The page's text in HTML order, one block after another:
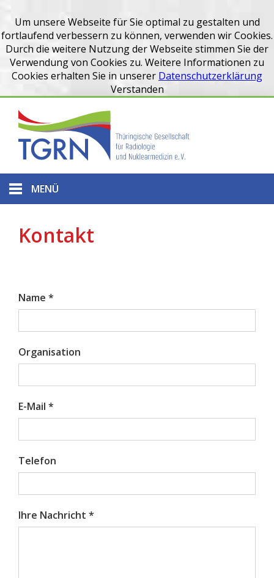
Um unsere Webseite für Sie optimal zu gestalten und
fortlaufend verbessern zu können, verwenden wir Cookies.
Durch die weitere Nutzung der Webseite stimmen Sie der
Verwendung von Cookies zu. Weitere Informationen zu
Cookies erhalten Sie in unserer Datenschutzerklärung
Verstanden
MENÜ
Kontakt
Name *
Organisation
E-Mail *
Telefon
Ihre Nachricht *